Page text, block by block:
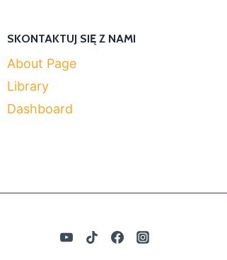
SKONTAKTUJ SIĘ Z NAMI
About Page
Library
Dashboard